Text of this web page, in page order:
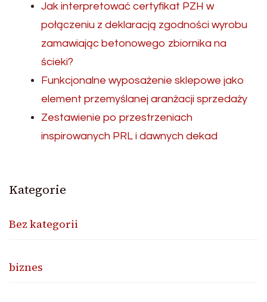
Jak interpretować certyfikat PZH w
połączeniu z deklaracją zgodności wyrobu
zamawiając betonowego zbiornika na
ścieki?
Funkcjonalne wyposażenie sklepowe jako
element przemyślanej aranżacji sprzedaży
Zestawienie po przestrzeniach
inspirowanych PRL i dawnych dekad
Kategorie
Bez kategorii
biznes